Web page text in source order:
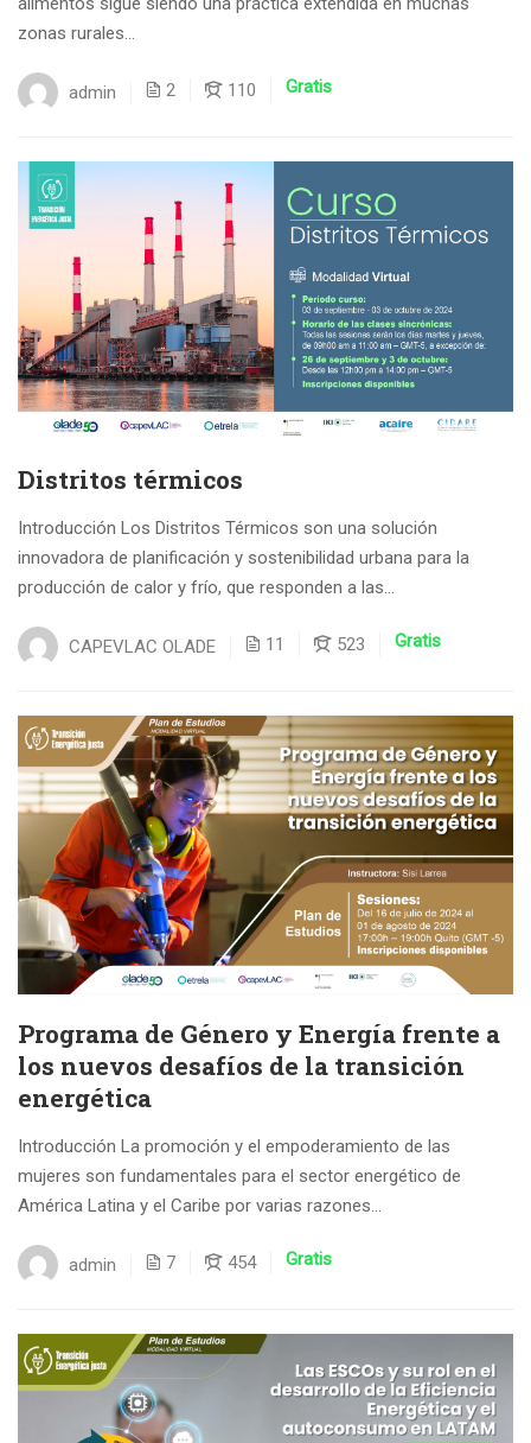
zonas rurales...
admin 2 110 Gratis
Distritos térmicos
Introducción Los Distritos Térmicos son una solución
innovadora de planificación y sostenibilidad urbana para la
producción de calor y frío, que responden a las...
CAPEVLAC OLADE 11 523 Gratis
Programa de Género y Energía frente a
los nuevos desafíos de la transición
energética
Introducción La promoción y el empoderamiento de las
mujeres son fundamentales para el sector energético de
América Latina y el Caribe por varias razones...
admin 7 454 Gratis